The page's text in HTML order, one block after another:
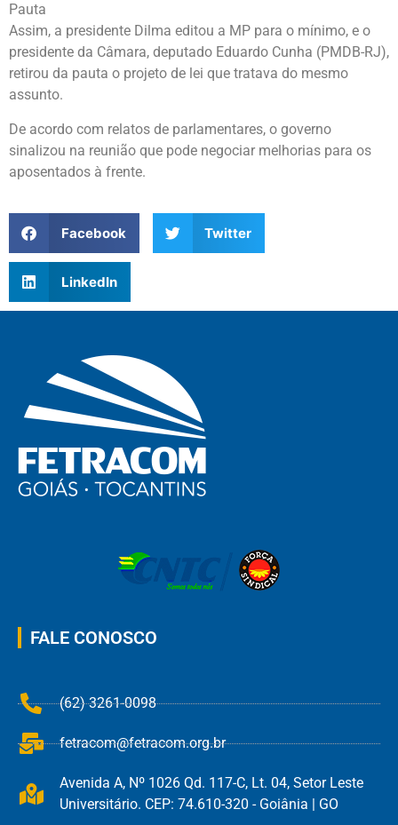
Pauta
Assim, a presidente Dilma editou a MP para o mínimo, e o
presidente da Câmara, deputado Eduardo Cunha (PMDB-RJ),
retirou da pauta o projeto de lei que tratava do mesmo
assunto.
De acordo com relatos de parlamentares, o governo
sinalizou na reunião que pode negociar melhorias para os
aposentados à frente.
Facebook Twitter
LinkedIn
FALE CONOSCO
(62) 3261-0098
fetracom@fetracom.org.br
Avenida A, Nº 1026 Qd. 117-C, Lt. 04, Setor Leste
Universitário. CEP: 74.610-320 - Goiânia | GO